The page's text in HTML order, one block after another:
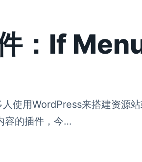
：If
使用WordPress来搭建资源
容的插件，今…